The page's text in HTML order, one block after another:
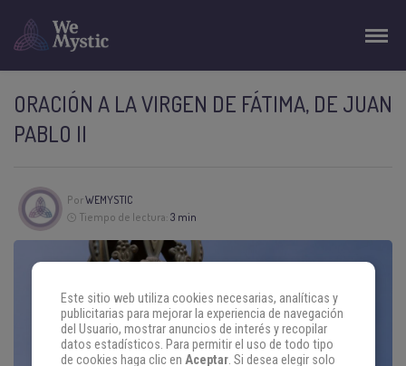
ORACIÓN A LA VIRGEN DE FÁTIMA, DE JUAN
PABLO II
PorWEMYSTIC
Tiempo de lectura: 3 min
Este sitio web utiliza cookies necesarias, analíticas y
publicitarias para mejorar la experiencia de navegación
del Usuario, mostrar anuncios de interés y recopilar
datos estadísticos. Para permitir el uso de todo tipo
de cookies haga clic en Aceptar. Si desea elegir solo